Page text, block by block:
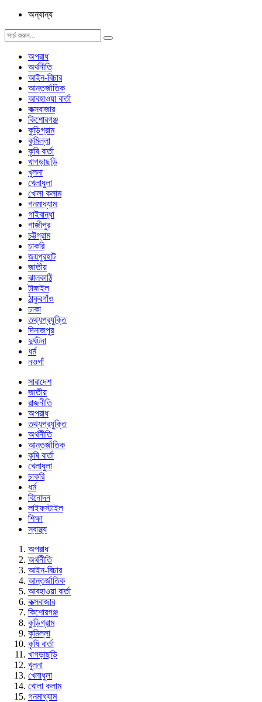
অন্যান্য
অপরাধ
অর্থনীতি
আইন-বিচার
আন্তর্জাতিক
আবহাওয়া বার্তা
কক্সবাজার
কিশোরগঞ্জ
কুড়িগ্রাম
কুমিল্লা
কৃষি বার্তা
খাগড়াছড়ি
খুলনা
খেলাধুলা
খোলা কলাম
গনমাধ্যাম
গাইবান্ধা
গাজীপুর
চট্টগ্রাম
চাকরি
জয়পুরহাট
জাতীয়
ঝালকাঠি
টাঙ্গাইল
ঠাকুরগাঁও
ঢাকা
তথ্যপ্রযুক্তি
দিনাজপুর
দুর্ঘটনা
ধর্ম
নওগাঁ
সারাদেশ
জাতীয়
রাজনীতি
অপরাধ
তথ্যপ্রযুক্তি
অর্থনীতি
আন্তর্জাতিক
কৃষি বার্তা
খেলাধুলা
চাকরি
ধর্ম
বিনোদন
লাইফস্টাইল
শিক্ষা
স্বাস্থ্য
অপরাধ
অর্থনীতি
আইন-বিচার
আন্তর্জাতিক
আবহাওয়া বার্তা
কক্সবাজার
কিশোরগঞ্জ
কুড়িগ্রাম
কুমিল্লা
কৃষি বার্তা
খাগড়াছড়ি
খুলনা
খেলাধুলা
খোলা কলাম
গনমাধ্যাম